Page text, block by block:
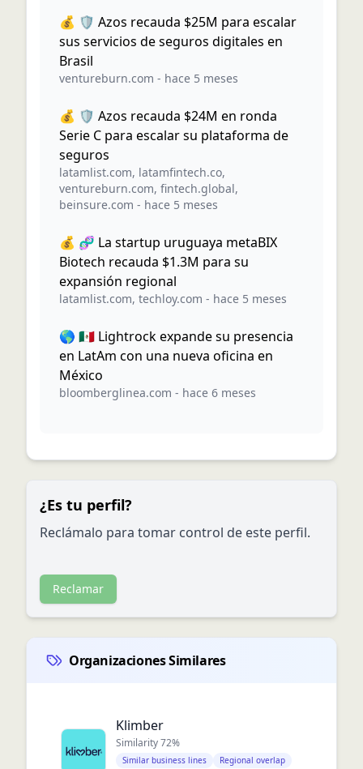
💰 🛡️ Azos recauda $25M para escalar
sus servicios de seguros digitales en
Brasil
ventureburn.com - hace 5 meses
💰 🛡️ Azos recauda $24M en ronda
Serie C para escalar su plataforma de
seguros
latamlist.com, latamfintech.co,
ventureburn.com, fintech.global,
beinsure.com - hace 5 meses
💰 🧬 La startup uruguaya metaBIX
Biotech recauda $1.3M para su
expansión regional
latamlist.com, techloy.com - hace 5 meses
🌎 🇲🇽 Lightrock expande su presencia
en LatAm con una nueva oficina en
México
bloomberglinea.com - hace 6 meses
¿Es tu perfil?
Reclámalo para tomar control de este perfil.
Reclamar
Organizaciones Similares
Klimber
Similarity72%
Similar business lines Regional overlap